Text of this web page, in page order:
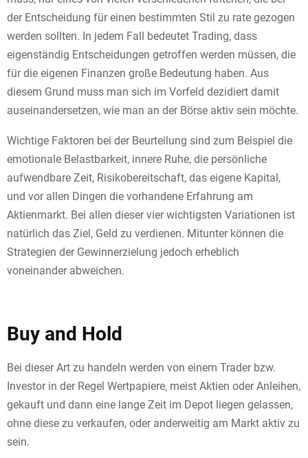
der Entscheidung für einen bestimmten Stil zu rate gezogen
werden sollten. In jedem Fall bedeutet Trading, dass
eigenständig Entscheidungen getroffen werden müssen, die
für die eigenen Finanzen große Bedeutung haben. Aus
diesem Grund muss man sich im Vorfeld dezidiert damit
auseinandersetzen, wie man an der Börse aktiv sein möchte.
Wichtige Faktoren bei der Beurteilung sind zum Beispiel die
emotionale Belastbarkeit, innere Ruhe, die persönliche
aufwendbare Zeit, Risikobereitschaft, das eigene Kapital,
und vor allen Dingen die vorhandene Erfahrung am
Aktienmarkt. Bei allen dieser vier wichtigsten Variationen ist
natürlich das Ziel, Geld zu verdienen. Mitunter können die
Strategien der Gewinnerzielung jedoch erheblich
voneinander abweichen.
Buy and Hold
Bei dieser Art zu handeln werden von einem Trader bzw.
Investor in der Regel Wertpapiere, meist Aktien oder Anleihen,
gekauft und dann eine lange Zeit im Depot liegen gelassen,
ohne diese zu verkaufen, oder anderweitig am Markt aktiv zu
sein.